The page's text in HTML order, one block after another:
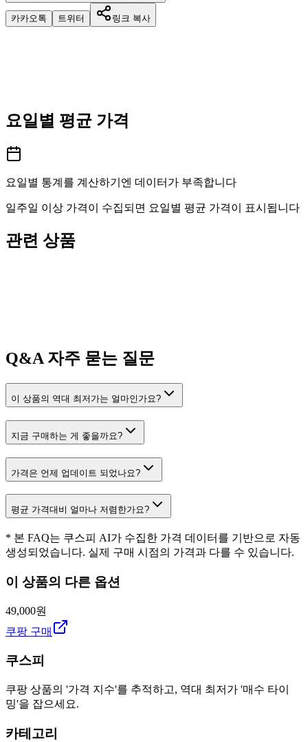
카카오톡 트위터 링크 복사
요일별 평균 가격
요일별 통계를 계산하기엔 데이터가 부족합니다
일주일 이상 가격이 수집되면 요일별 평균 가격이 표시됩니다
관련 상품
Q&A자주 묻는 질문
이 상품의 역대 최저가는 얼마인가요?
지금 구매하는 게 좋을까요?
가격은 언제 업데이트 되었나요?
평균 가격대비 얼마나 저렴한가요?
* 본 FAQ는 쿠스피 AI가 수집한 가격 데이터를 기반으로 자동
생성되었습니다. 실제 구매 시점의 가격과 다를 수 있습니다.
이 상품의 다른 옵션
49,000원
쿠팡 구매
쿠스피
쿠팡 상품의 '가격 지수'를 추적하고, 역대 최저가 '매수 타이
밍'을 잡으세요.
카테고리